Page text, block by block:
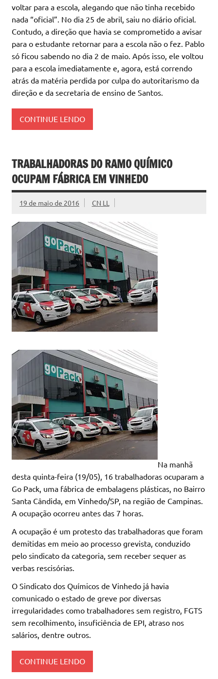
voltar para a escola, alegando que não tinha recebido
nada “oficial”. No dia 25 de abril, saiu no diário oficial.
Contudo, a direção que havia se comprometido a avisar
para o estudante retornar para a escola não o fez. Pablo
só ficou sabendo no dia 2 de maio. Após isso, ele voltou
para a escola imediatamente e, agora, está correndo
atrás da matéria perdida por culpa do autoritarismo da
direção e da secretaria de ensino de Santos.
CONTINUE LENDO
TRABALHADORAS DO RAMO QUÍMICO
OCUPAM FÁBRICA EM VINHEDO
19 de maio de 2016 CN LL
Na manhã
desta quinta-feira (19/05), 16 trabalhadoras ocuparam a
Go Pack, uma fábrica de embalagens plásticas, no Bairro
Santa Cândida, em Vinhedo/SP, na região de Campinas.
A ocupação ocorreu antes das 7 horas.
A ocupação é um protesto das trabalhadoras que foram
demitidas em meio ao processo grevista, conduzido
pelo sindicato da categoria, sem receber sequer as
verbas rescisórias.
O Sindicato dos Químicos de Vinhedo já havia
comunicado o estado de greve por diversas
irregularidades como trabalhadores sem registro, FGTS
sem recolhimento, insuficiência de EPI, atraso nos
salários, dentre outros.
CONTINUE LENDO